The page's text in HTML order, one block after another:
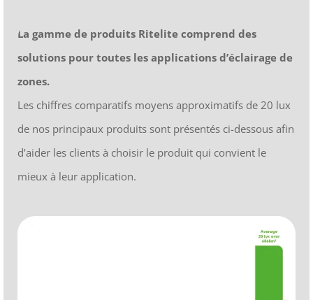
La gamme de produits Ritelite comprend des
solutions pour toutes les applications d’éclairage de
zones.
Les chiffres comparatifs moyens approximatifs de 20 lux
de nos principaux produits sont présentés ci-dessous afin
d’aider les clients à choisir le produit qui convient le
mieux à leur application.